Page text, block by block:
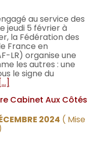
au service des
jeudi 5 février à
la Fédération des
France en
LR) organise une
les autres : une
le signe du
[…]
Cabinet Aux Côtés
2024 ( Mise